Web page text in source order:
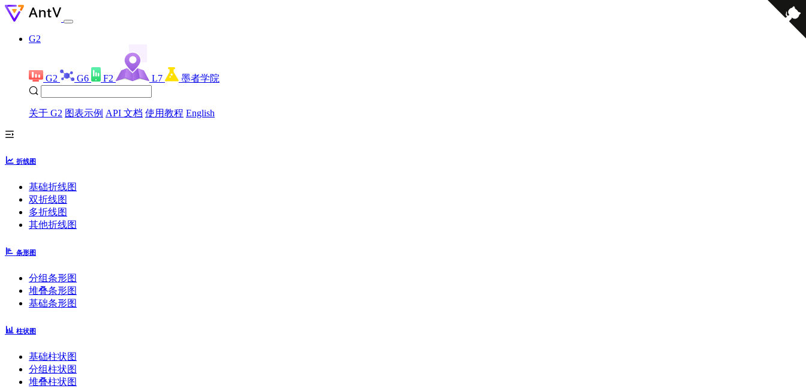
G2
G2 G6 F2 L7 墨者学院
关于 G2 图表示例 API 文档 使用教程 English
折线图
基础折线图
双折线图
多折线图
其他折线图
条形图
分组条形图
堆叠条形图
基础条形图
柱状图
基础柱状图
分组柱状图
堆叠柱状图